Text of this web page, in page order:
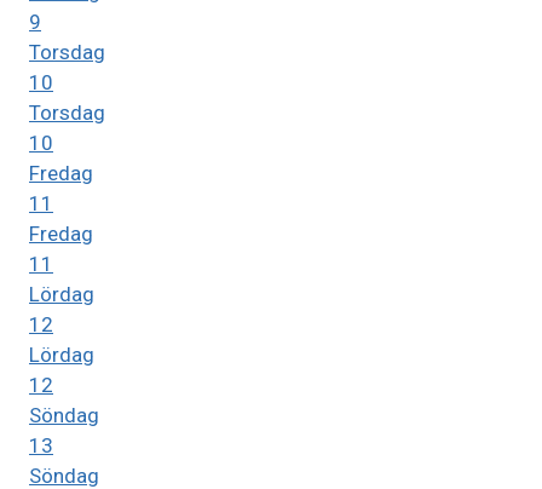
9
Torsdag
10
Torsdag
10
Fredag
11
Fredag
11
Lördag
12
Lördag
12
Söndag
13
Söndag